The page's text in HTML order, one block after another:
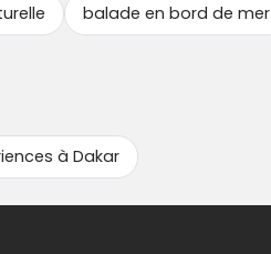
balade en bord de mer
à Dakar